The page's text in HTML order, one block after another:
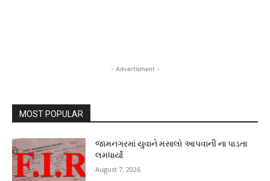
- Advertisment -
MOST POPULAR
જામનગરમાં યુવાને મસાલો આપવાની ના પાડતા
લમધાર્યો
August 7, 2026